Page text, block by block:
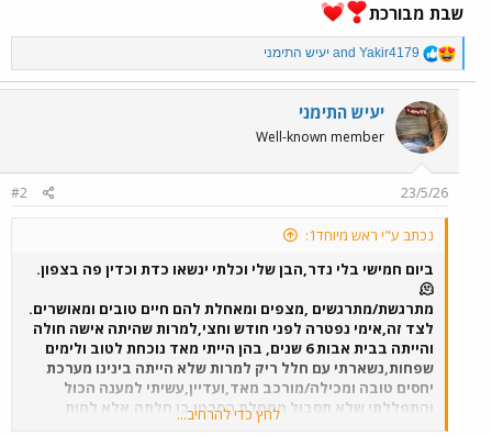
שבת מבורכת
R
e
a
c
t
i
o
s
Yakir4179 יעיש התימני
יעיש התימני
Well-known member
23/5/26
#2
נכתב ע"י ראש מיוחד1:
ביום חמישי בלי נדר,הבן שלי וכלתי ינשאו כדת וכדין פה בצפון.
🫠
מתרגשת/מתרגשים ,מצפים ומאחלת להם חיים טובים ומאושרים.
לצד זה,אימי נפטרה לפני חודש וחצי,למרות שהיתה אישה חולה
והייתה בבית אבות 6 שנים, בהן הייתי מאד נוכחת לטוב ולימים
שפחות,נשארתי עם חלל ריק למרות שלא הייתה בינינו מערכת
יחסים טובה ומכילה/מורכב מאד,ועדיין,עשיתי למענה הכול
והתפללתי שלא תסבול ממחלת הסרטן בו חלתה,אלא למות
לחץ כדי להרחיב...